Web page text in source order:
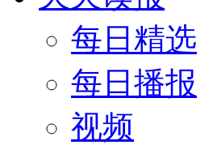
每日精选
每日播报
视频